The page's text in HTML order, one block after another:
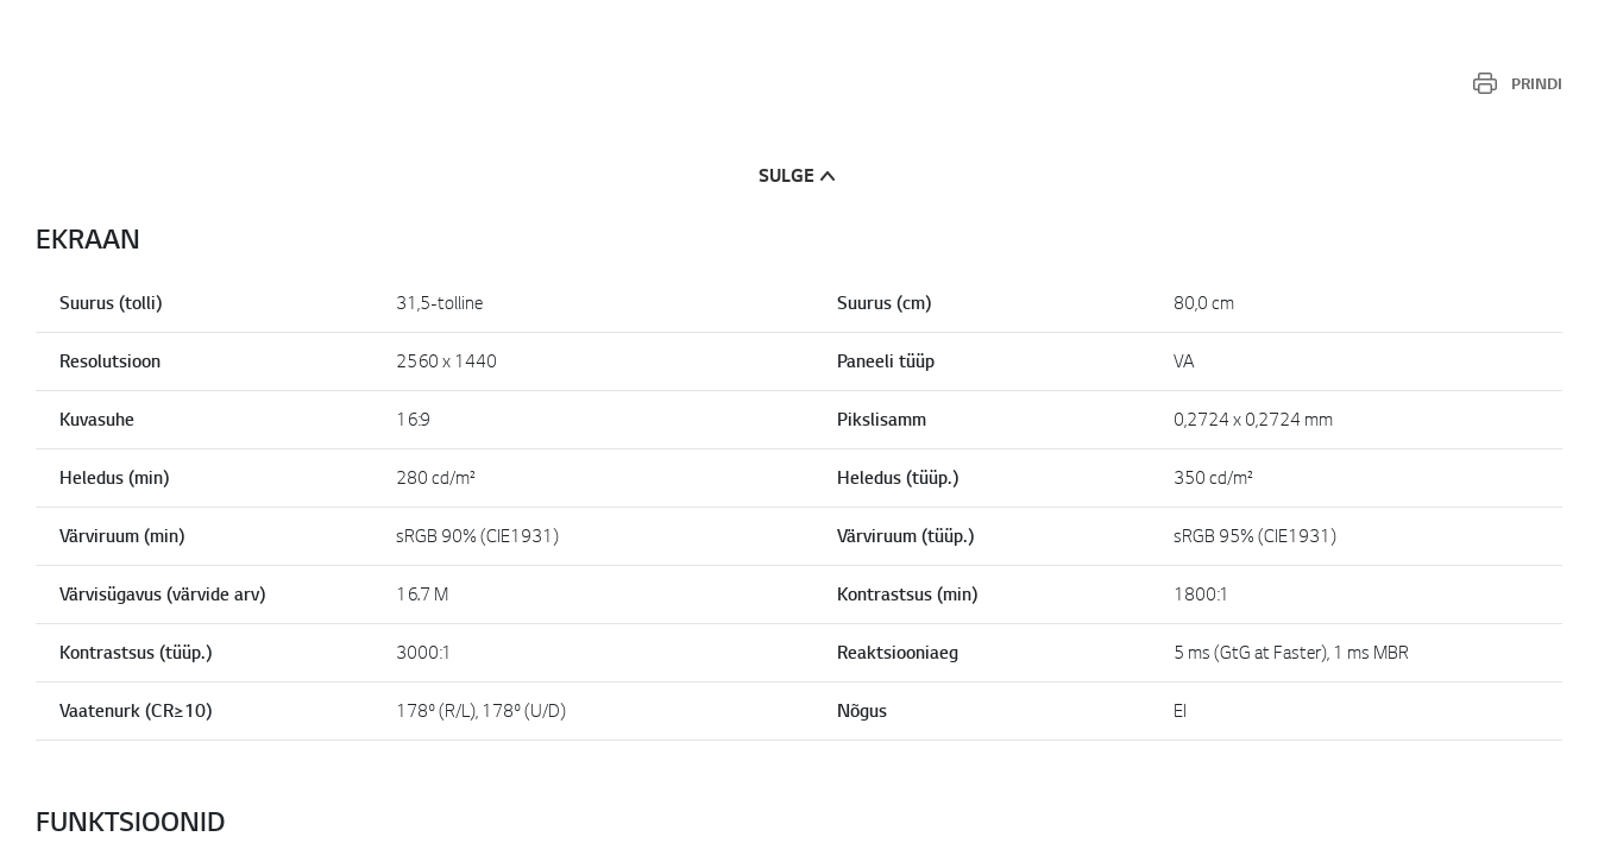
PRINDI
SULGE
EKRAAN
Suurus (tolli) 31,5-tolline Suurus (cm) 80,0 cm
Resolutsioon 2560 x 1440 Paneeli tüüp VA
Kuvasuhe 16:9 Pikslisamm 0,2724 x 0,2724 mm
Heledus (min) 280 cd/m² Heledus (tüüp.) 350 cd/m²
Värviruum (min) sRGB 90% (CIE1931) Värviruum (tüüp.) sRGB 95% (CIE1931)
Värvisügavus (värvide arv) 16.7 M Kontrastsus (min) 1800:1
Kontrastsus (tüüp.) 3000:1 Reaktsiooniaeg 5 ms (GtG at Faster), 1 ms MBR
Vaatenurk (CR≥10) 178º (R/L), 178º (U/D) Nõgus EI
FUNKTSIOONID